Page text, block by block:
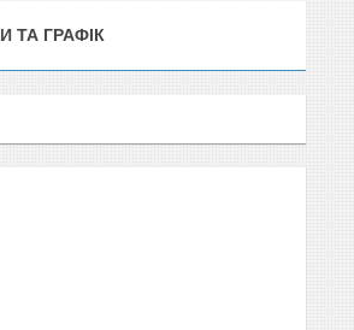
ТА ГРАФІК